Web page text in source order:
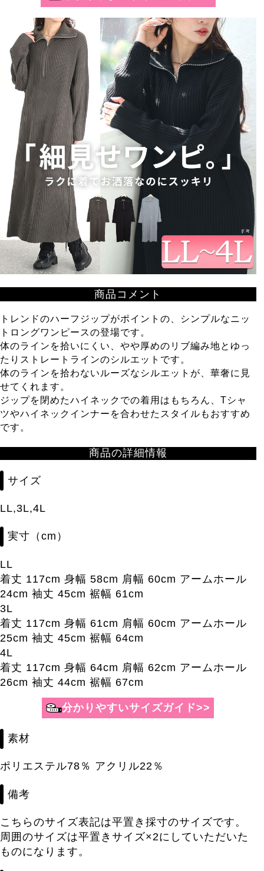
商品コメント
トレンドのハーフジップがポイントの、シンプルなニッ
トロングワンピースの登場です。
体のラインを拾いにくい、やや厚めのリブ編み地とゆっ
たりストレートラインのシルエットです。
体のラインを拾わないルーズなシルエットが、華奢に見
せてくれます。
ジップを閉めたハイネックでの着用はもちろん、Tシャ
ツやハイネックインナーを合わせたスタイルもおすすめ
です。
商品の詳細情報
サイズ
LL,3L,4L
実寸（cm）
LL
着丈 117cm 身幅 58cm 肩幅 60cm アームホール
24cm 袖丈 45cm 裾幅 61cm
3L
着丈 117cm 身幅 61cm 肩幅 60cm アームホール
25cm 袖丈 45cm 裾幅 64cm
4L
着丈 117cm 身幅 64cm 肩幅 62cm アームホール
26cm 袖丈 44cm 裾幅 67cm
素材
ポリエステル78％ アクリル22％
備考
こちらのサイズ表記は平置き採寸のサイズです。
周囲のサイズは平置きサイズ×2にしていただいた
ものになります。